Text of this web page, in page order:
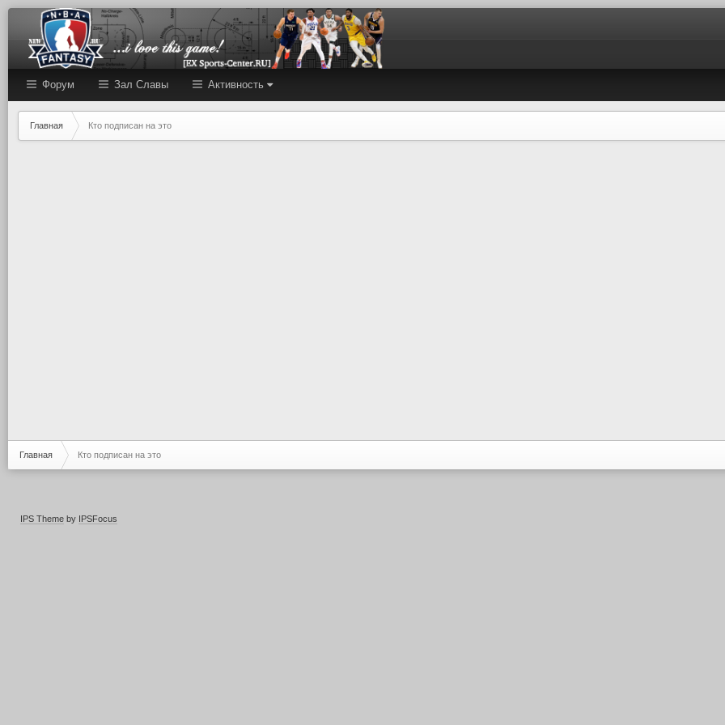
Форум Зал Cлавы Активность
Главная Кто подписан на это
Главная Кто подписан на это
IPS Theme by IPSFocus